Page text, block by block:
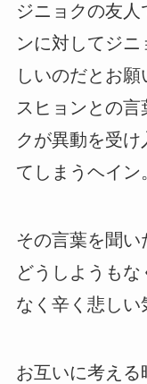
ジニョクの友人
ンに対してジ
しいのだとお願
スヒョンとの
クが異動を受
てしまうヘイン
その言葉を聞い
どうしようも
なく辛く悲しい
お互いに考える